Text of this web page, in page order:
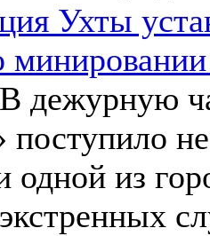
Ухты
В дежурную
поступило
одной из